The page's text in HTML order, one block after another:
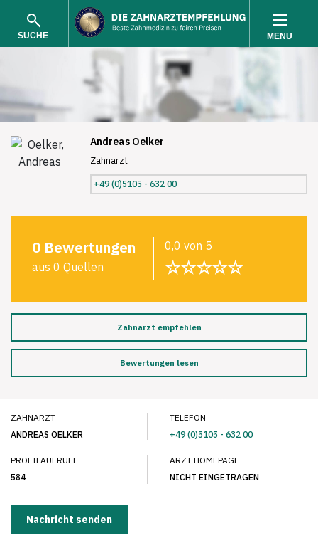
SUCHE MENU
Andreas Oelker
Zahnarzt
+49 (0)5105 - 632 00
0 Bewertungen
aus 0 Quellen
0,0 von 5
☆☆☆☆☆
Zahnarzt empfehlen
Bewertungen lesen
ZAHNARZT
ANDREAS OELKER
TELEFON
+49 (0)5105 - 632 00
PROFILAUFRUFE
584
ARZT HOMEPAGE
NICHT EINGETRAGEN
Nachricht senden